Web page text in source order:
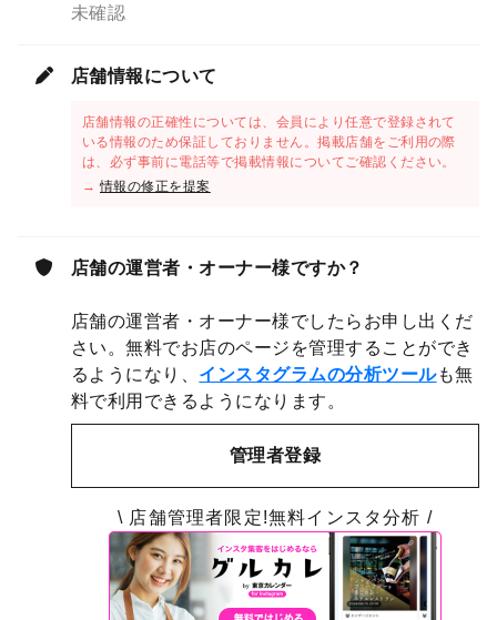
未確認
店舗情報について
店舗情報の正確性については、会員により任意で登録されて
いる情報のため保証しておりません。掲載店舗をご利用の際
は、必ず事前に電話等で掲載情報についてご確認ください。
→情報の修正を提案
店舗の運営者・オーナー様ですか？
店舗の運営者・オーナー様でしたらお申し出くだ
さい。無料でお店のページを管理することができ
るようになり、 インスタグラムの分析ツールも無
料で利用できるようになります。
管理者登録
\ 店舗管理者限定!無料インスタ分析 /